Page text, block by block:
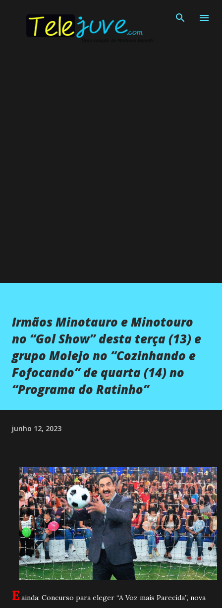
Irmãos Minotauro e Minotouro
no “Gol Show” desta terça (13) e
grupo Molejo no “Cozinhando e
Fofocando” de quarta (14) no
“Programa do Ratinho”
junho 12, 2023
E ainda: Concurso para eleger “A Voz mais Parecida”, nova